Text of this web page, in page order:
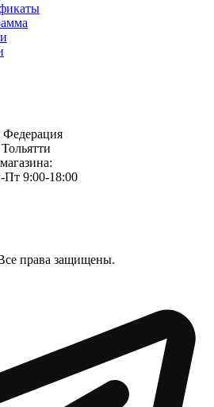
Федерация
Пт 9:00-18:00
права защищены.